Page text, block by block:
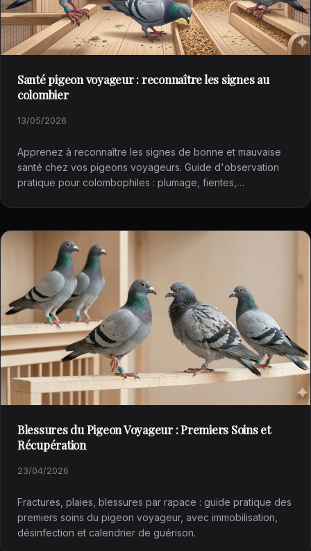
Santé pigeon voyageur : reconnaître les signes au
colombier
13/05/2026
Apprenez à reconnaître les signes de bonne et mauvaise
santé chez vos pigeons voyageurs. Guide d'observation
pratique pour colombophiles : plumage, fientes,…
Blessures du Pigeon Voyageur : Premiers Soins et
Récupération
23/04/2026
Fractures, plaies, blessures par rapace : guide pratique des
premiers soins du pigeon voyageur, avec immobilisation,
désinfection et calendrier de guérison.